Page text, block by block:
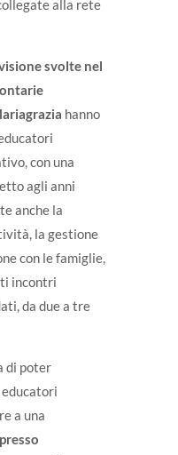
alla rete
svolte nel
hanno
con una
agli anni
anche la
la gestione
con le famiglie,
incontri
da due a tre
di poter
a una